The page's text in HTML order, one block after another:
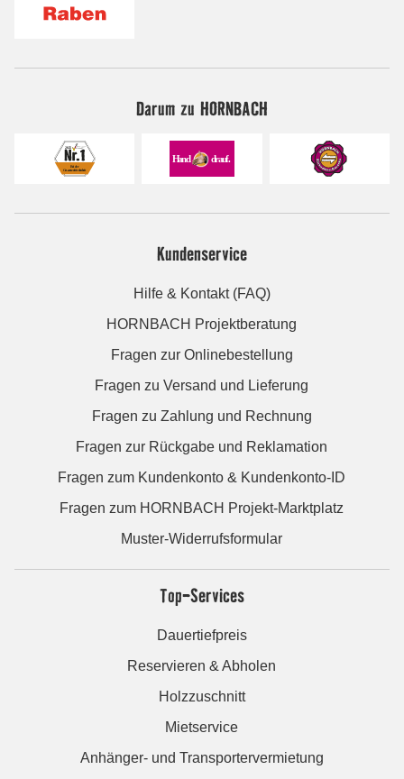
Darum zu HORNBACH
Kundenservice
Hilfe & Kontakt (FAQ)
HORNBACH Projektberatung
Fragen zur Onlinebestellung
Fragen zu Versand und Lieferung
Fragen zu Zahlung und Rechnung
Fragen zur Rückgabe und Reklamation
Fragen zum Kundenkonto & Kundenkonto-ID
Fragen zum HORNBACH Projekt-Marktplatz
Muster-Widerrufsformular
Top-Services
Dauertiefpreis
Reservieren & Abholen
Holzzuschnitt
Mietservice
Anhänger- und Transportervermietung